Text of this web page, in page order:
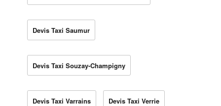
Devis Taxi Saumur
Devis Taxi Souzay-Champigny
Devis Taxi Varrains Devis Taxi Verrie